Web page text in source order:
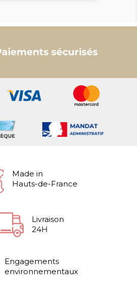
Made in
Hauts-de-France
Livraison
24H
Engagements
environnementaux